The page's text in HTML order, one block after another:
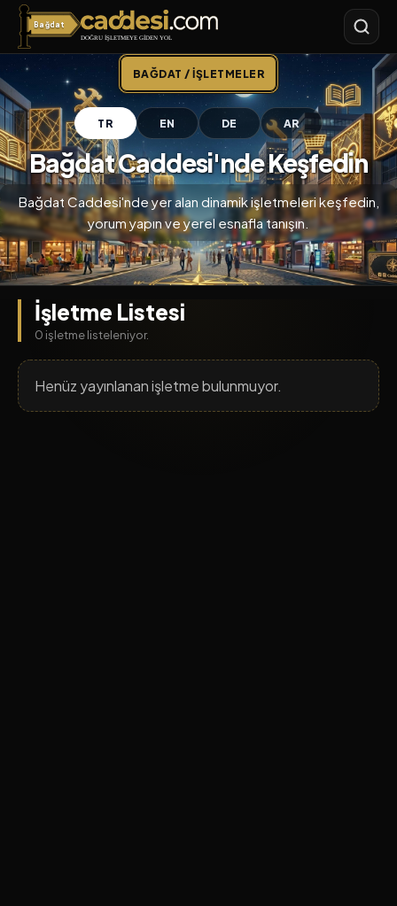
Bağdat
Bağdat Caddesi
BAĞDAT / İŞLETMELER
TR EN DE AR
Bağdat Caddesi'nde Keşfedin
Bağdat Caddesi'nde yer alan dinamik işletmeleri keşfedin,
yorum yapın ve yerel esnafla tanışın.
İşletme Listesi
0 işletme listeleniyor.
Henüz yayınlanan işletme bulunmuyor.